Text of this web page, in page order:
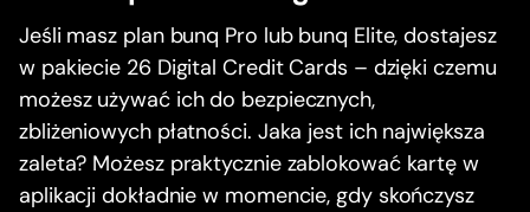
Jeśli masz plan bunq Pro lub bunq Elite, dostajesz
w pakiecie 26 Digital Credit Cards – dzięki czemu
możesz używać ich do bezpiecznych,
zbliżeniowych płatności. Jaka jest ich największa
zaleta? Możesz praktycznie zablokować kartę w
aplikacji dokładnie w momencie, gdy skończysz